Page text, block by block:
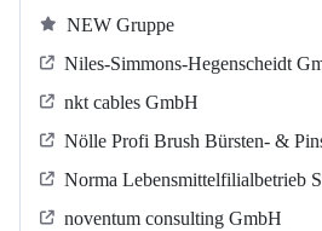
NEW Gruppe
Niles-Simmons-Hegenscheidt
nkt cables GmbH
Nölle Profi Brush Bürsten- &
Norma Lebensmittelfilialbetrieb
noventum consulting GmbH